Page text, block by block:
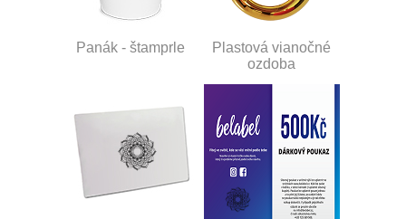
Panák - štamprle
Plastová vianočné
ozdoba